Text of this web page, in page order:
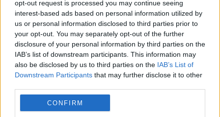
opt-out request is processed you may continue seeing
interest-based ads based on personal information utilized by
us or personal information disclosed to third parties prior to
your opt-out. You may separately opt-out of the further
disclosure of your personal information by third parties on the
IAB’s list of downstream participants. This information may
also be disclosed by us to third parties on the IAB’s List of
Downstream Participants that may further disclose it to other
CONFIRM
SOCIAL